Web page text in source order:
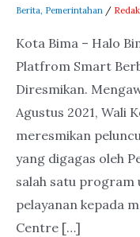
Berita, Pemerintahan /
Kota Bima – Halo
Platfrom Smart
Diresmikan.
Agustus 2021, Wali
meresmikan
yang digagas oleh
salah satu program
pelayanan kepada
Centre […]